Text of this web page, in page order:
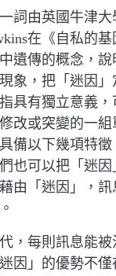
由英國牛津大
在《自私的
遺傳的概念，
象，把「迷因
具有獨立意義
改或突變的一組
備以下幾項特
也可以把「迷
由「迷因」，
每則訊息能被
因」的優勢不